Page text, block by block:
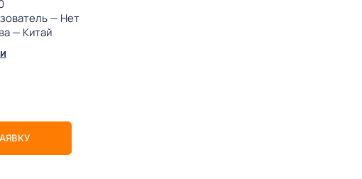
— Нет
— Китай